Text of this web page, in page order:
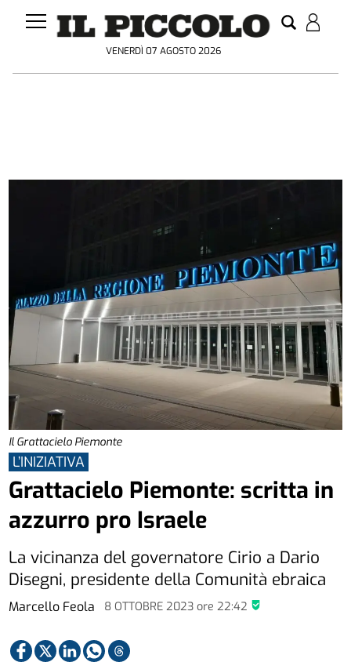
VENERDÌ 07 AGOSTO 2026
Il Grattacielo Piemonte
Marcello Feola 8 OTTOBRE 2023ore 22:42
L’INIZIATIVA
Grattacielo Piemonte: scritta in
azzurro pro Israele
La vicinanza del governatore Cirio a Dario
Disegni, presidente della Comunità ebraica